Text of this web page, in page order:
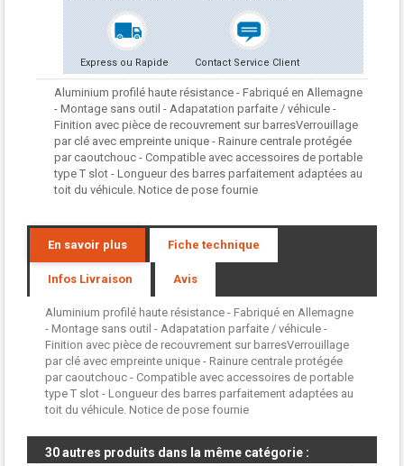
Express ou Rapide Contact Service Client
Aluminium profilé haute résistance - Fabriqué en Allemagne
- Montage sans outil - Adapatation parfaite / véhicule -
Finition avec pièce de recouvrement sur barresVerrouillage
par clé avec empreinte unique - Rainure centrale protégée
par caoutchouc - Compatible avec accessoires de portable
type T slot - Longueur des barres parfaitement adaptées au
toit du véhicule. Notice de pose fournie
En savoir plus Fiche technique
Infos Livraison Avis
Aluminium profilé haute résistance - Fabriqué en Allemagne
- Montage sans outil - Adapatation parfaite / véhicule -
Finition avec pièce de recouvrement sur barresVerrouillage
par clé avec empreinte unique - Rainure centrale protégée
par caoutchouc - Compatible avec accessoires de portable
type T slot - Longueur des barres parfaitement adaptées au
toit du véhicule. Notice de pose fournie
30 autres produits dans la même catégorie :